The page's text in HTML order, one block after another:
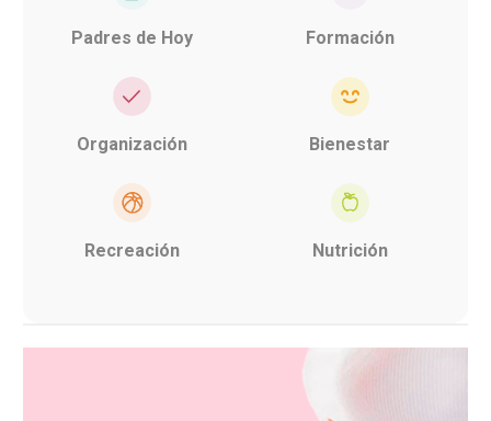
Padres de Hoy Formación
Organización Bienestar
Recreación Nutrición